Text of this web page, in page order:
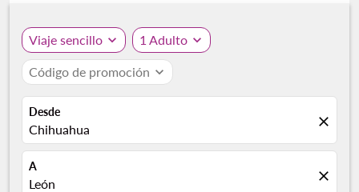
Viaje sencillo expand_more 1 Adulto expand_more
Código de promoción expand_more
Desde
Chihuahua close
A
León close